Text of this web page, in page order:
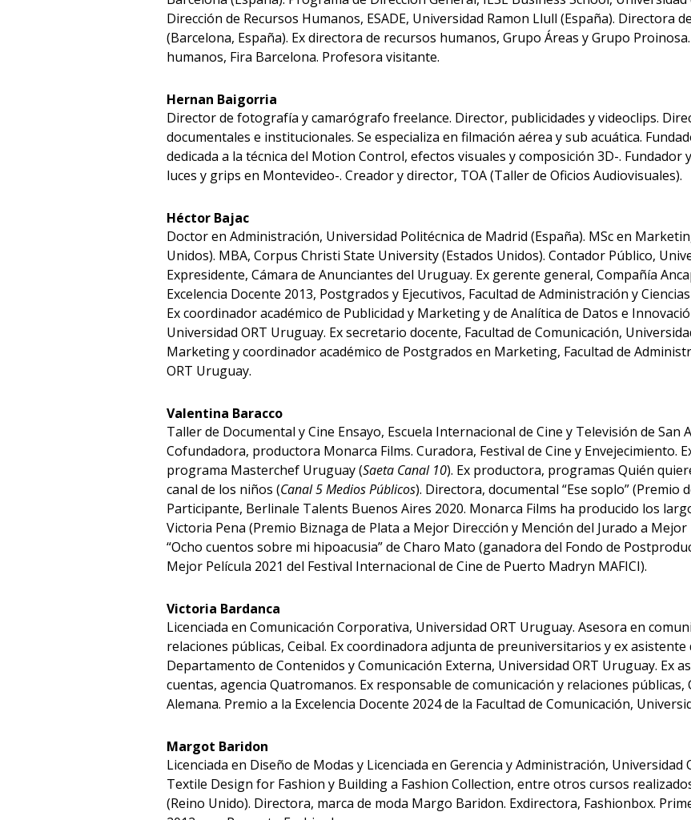
Dirección de Recursos Humanos, ESADE, Universidad Ramon Llull (España). Directora
(Barcelona, España). Ex directora de recursos humanos, Grupo Áreas y Grupo
humanos, Fira Barcelona. Profesora visitante.
Hernan Baigorria
Director de fotografía y camarógrafo freelance. Director, publicidades y videoclips.
documentales e institucionales. Se especializa en filmación aérea y sub acuática.
dedicada a la técnica del Motion Control, efectos visuales y composición 3D-. Fundador
luces y grips en Montevideo-. Creador y director, TOA (Taller de Oficios Audiovisuales).
Héctor Bajac
Doctor en Administración, Universidad Politécnica de Madrid (España). MSc en
Unidos). MBA, Corpus Christi State University (Estados Unidos). Contador Público,
Expresidente, Cámara de Anunciantes del Uruguay. Ex gerente general, Compañía
Excelencia Docente 2013, Postgrados y Ejecutivos, Facultad de Administración y
Ex coordinador académico de Publicidad y Marketing y de Analítica de Datos e
Universidad ORT Uruguay. Ex secretario docente, Facultad de Comunicación,
Marketing y coordinador académico de Postgrados en Marketing, Facultad de
ORT Uruguay.
Valentina Baracco
Taller de Documental y Cine Ensayo, Escuela Internacional de Cine y Televisión de San
Cofundadora, productora Monarca Films. Curadora, Festival de Cine y Envejecimiento.
programa Masterchef Uruguay (Saeta Canal 10). Ex productora, programas Quién
canal de los niños (Canal 5 Medios Públicos). Directora, documental “Ese soplo” (Premio
Participante, Berlinale Talents Buenos Aires 2020. Monarca Films ha producido los
Victoria Pena (Premio Biznaga de Plata a Mejor Dirección y Mención del Jurado a Mejor
“Ocho cuentos sobre mi hipoacusia” de Charo Mato (ganadora del Fondo de
Mejor Película 2021 del Festival Internacional de Cine de Puerto Madryn MAFICI).
Victoria Bardanca
Licenciada en Comunicación Corporativa, Universidad ORT Uruguay. Asesora en
relaciones públicas, Ceibal. Ex coordinadora adjunta de preuniversitarios y ex asistente
Departamento de Contenidos y Comunicación Externa, Universidad ORT Uruguay. Ex
cuentas, agencia Quatromanos. Ex responsable de comunicación y relaciones
Alemana. Premio a la Excelencia Docente 2024 de la Facultad de Comunicación,
Margot Baridon
Licenciada en Diseño de Modas y Licenciada en Gerencia y Administración,
Textile Design for Fashion y Building a Fashion Collection, entre otros cursos
(Reino Unido). Directora, marca de moda Margo Baridon. Exdirectora, Fashionbox.